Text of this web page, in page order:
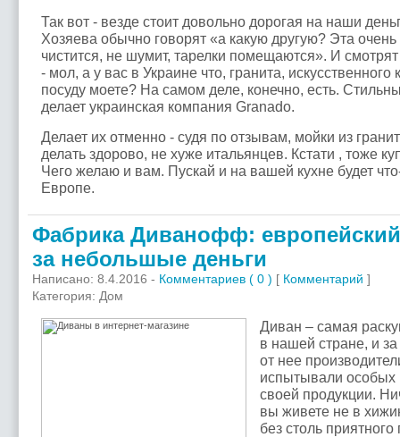
Так вот - везде стоит довольно дорогая на наши
Хозяева обычно говорят «а какую другую? Эта
чистится, не шумит, тарелки помещаются». И
- мол, а у вас в Украине что, гранита, искусственного
посуду моете? На самом деле, конечно, есть.
делает украинская компания Granado.
Делает их отменно - судя по отзывам, мойки из
делать здорово, не хуже итальянцев. Кстати , тоже
Чего желаю и вам. Пускай и на вашей кухне будет
Европе.
Фабрика Диванофф:
за небольшые деньги
Написано: 8.4.2016 - Комментариев ( 0 ) [ Комментарий ]
Категория: Дом
Диван – самая
в нашей стране, и
от нее
испытывали особых
своей продукции.
вы живете не в
без столь